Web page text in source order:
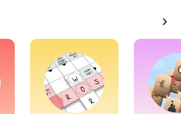
chevron_right